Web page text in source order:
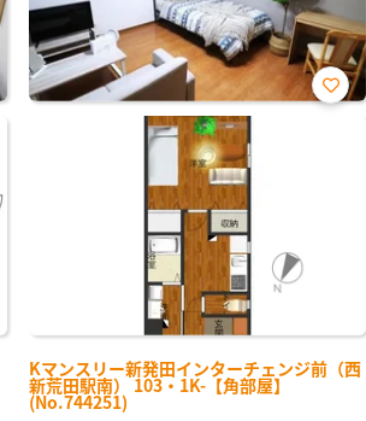
Kマンスリー新発田インターチェンジ前（西
新荒田駅南） 103・1K-【角部屋】
(No.744251)
お気